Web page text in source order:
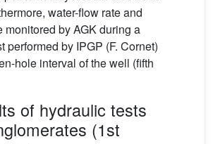
water-flow rate and
monitored by AGK during a
performed by IPGP (F. Cornet)
hole interval of the well (fifth
of hydraulic tests
(1st